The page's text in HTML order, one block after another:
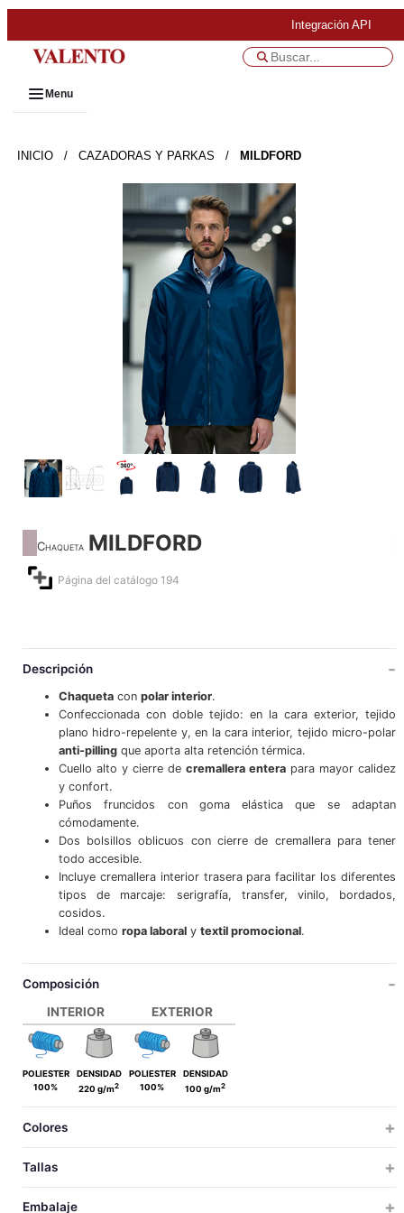
Integración API
Menu
INICIO / CAZADORAS Y PARKAS / MILDFORD
Chaqueta MILDFORD
Página del catálogo 194
Descripción
Chaquetacon polar interior.
Confeccionada con doble tejido: en la cara exterior, tejido
plano hidro-repelente y, en la cara interior, tejido micro-polar
anti-pillingque aporta alta retención térmica.
Cuello alto y cierre decremallera entera para mayor calidez
y confort.
Puños fruncidos con goma elástica que se adaptan
cómodamente.
Dos bolsillos oblicuos con cierre de cremallera para tener
todo accesible.
Incluye cremallera interior trasera para facilitar los diferentes
tipos de marcaje: serigrafía, transfer, vinilo, bordados,
cosidos.
Ideal como ropa laboraly textil promocional.
Composición
INTERIOR
POLIESTER
100%
DENSIDAD
220 g/m2
EXTERIOR
POLIESTER
100%
DENSIDAD
100 g/m2
Colores
Tallas
Embalaje